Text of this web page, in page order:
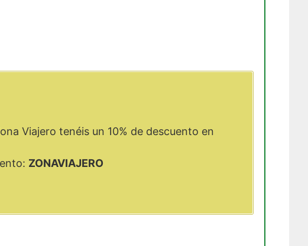
Viajero tenéis un 10% de descuento en
ZONAVIAJERO